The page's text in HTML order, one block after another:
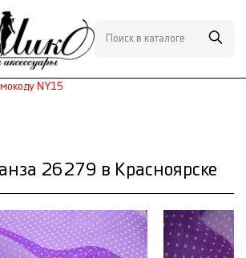
NY15
26279 в Красноярске